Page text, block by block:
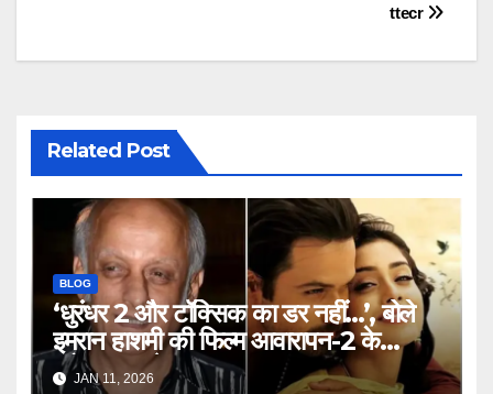
ttecr
Related Post
BLOG
‘धुरंधर 2 और टॉक्सिक का डर नहीं…’, बोले
इमरान हाशमी की फिल्म आवारापन-2 के
प्रोड्यूसर मुकेश भट्ट – Mukesh
JAN 11, 2026